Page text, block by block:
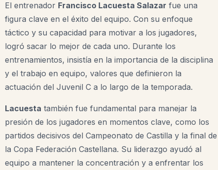
El entrenador Francisco Lacuesta Salazar fue una
figura clave en el éxito del equipo. Con su enfoque
táctico y su capacidad para motivar a los jugadores,
logró sacar lo mejor de cada uno. Durante los
entrenamientos, insistía en la importancia de la disciplina
y el trabajo en equipo, valores que definieron la
actuación del Juvenil C a lo largo de la temporada.
Lacuesta también fue fundamental para manejar la
presión de los jugadores en momentos clave, como los
partidos decisivos del Campeonato de Castilla y la final de
la Copa Federación Castellana. Su liderazgo ayudó al
equipo a mantener la concentración y a enfrentar los